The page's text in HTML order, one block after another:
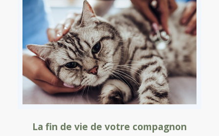
La fin de vie de votre compagnon